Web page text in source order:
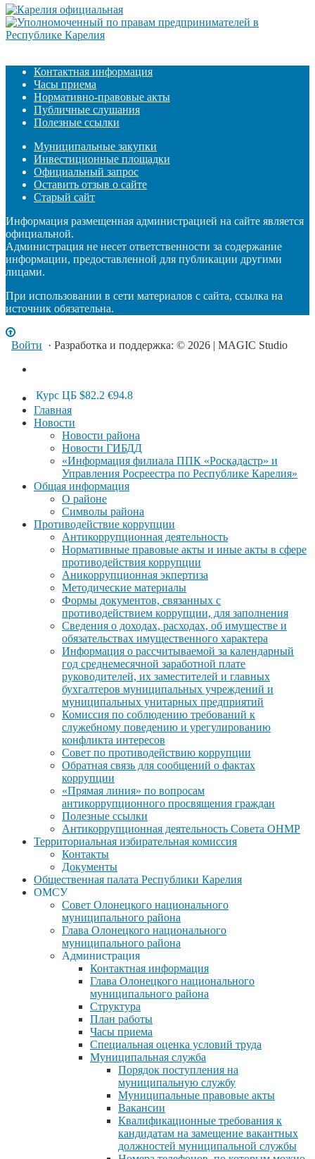
Контактная информация
Часы приема
Нормативно-правовые акты
Публичные слушания
Полезные ссылки
Муниципальные закупки
Инвестиционные площадки
Официальный запрос
Оставить отзыв о сайте
Старый сайт
Информация размещенная администрацией на сайте является
официальной.
Администрация не несет ответственности за содержание
информации, предоставленной для публикации другими
лицами.
При использовании в сети материалов с сайта, ссылка на
источник обязательна.
Войти · Разработка и поддержка: © 2026 | MAGIC Studio
Курс ЦБ $82.2 €94.8
Главная
Новости
Новости района
Новости ГИБДД
«Информация филиала ППК «Роскадастр» и
Управления Росреестра по Республике Карелия»
Общая информация
О районе
Символы района
Противодействие коррупции
Антикоррупционная деятельность
Нормативные правовые акты и иные акты в сфере
противодействия коррупции
Аникоррупционная экпертиза
Методические материалы
Формы документов, связанных с
противодействием коррупции, для заполнения
Сведения о доходах, расходах, об имуществе и
обязательствах имущественного характера
Информация о рассчитываемой за календарный
год среднемесячной заработной плате
руководителей, их заместителей и главных
бухгалтеров муниципальных учреждений и
муниципальных унитарных предприятий
Комиссия по соблюдению требований к
служебному поведению и урегулированию
конфликта интересов
Совет по противодействию коррупции
Обратная связь для сообщений о фактах
коррупции
«Прямая линия» по вопросам
антикоррупционного просвящения граждан
Полезные ссылки
Антикоррупционная деятельность Совета ОНМР
Территориальная избирательная комиссия
Контакты
Документы
Общественная палата Республики Карелия
ОМСУ
Совет Олонецкого национального
муниципального района
Глава Олонецкого национального
муниципального района
Администрация
Контактная информация
Глава Олонецкого национального
муниципального района
Структура
План работы
Часы приема
Специальная оценка условий труда
Муниципальная служба
Порядок поступления на
муниципальную службу
Муниципальные правовые акты
Вакансии
Квалификационные требования к
кандидатам на замещение вакантных
должностей муниципальной службы